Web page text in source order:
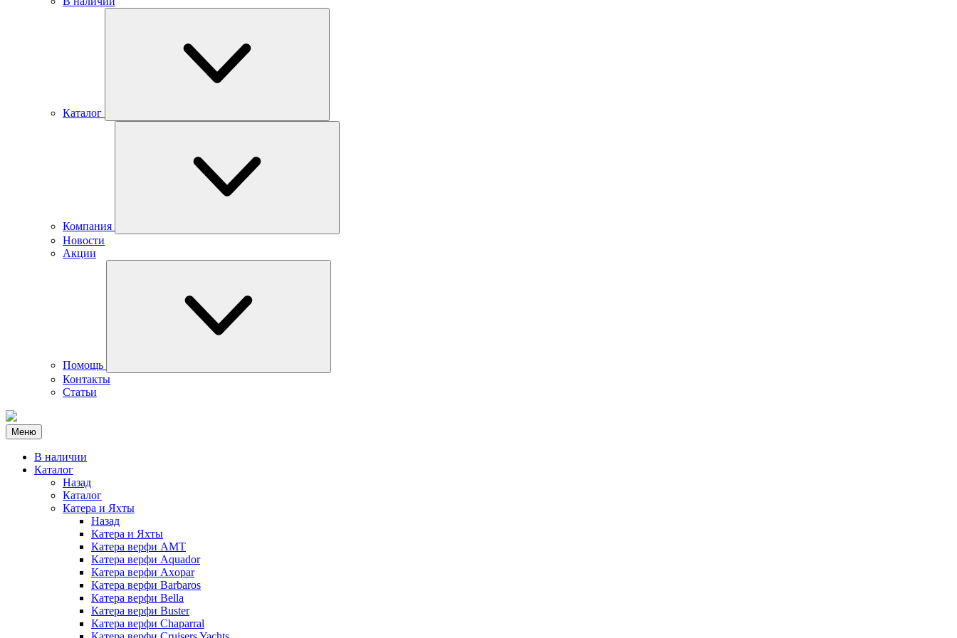
Каталог
Компания
Новости
Акции
Помощь
Контакты
Статьи
Меню
В наличии
Каталог
Назад
Каталог
Катера и Яхты
Назад
Катера и Яхты
Катера верфи AMT
Катера верфи Aquador
Катера верфи Axopar
Катера верфи Barbaros
Катера верфи Bella
Катера верфи Buster
Катера верфи Chaparral